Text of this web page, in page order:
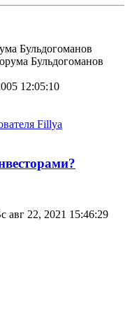
Бульдогоманов
12:05:10
Fillya
авг 22, 2021 15:46:29